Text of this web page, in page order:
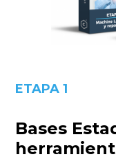
ETAPA 1
Bases